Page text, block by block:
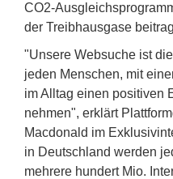
CO2-
der Treibhausgase
"Unsere Websuche ist
jeden Menschen, mit
im Alltag einen positiven
nehmen", erklärt
Macdonald im
in Deutschland werden
mehrere hundert Mio.